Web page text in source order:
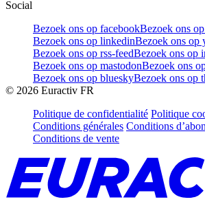
Social
Bezoek ons op facebookBezoek ons
Bezoek ons op linkedinBezoek ons op
Bezoek ons op rss-feedBezoek ons op
Bezoek ons op mastodonBezoek ons
Bezoek ons op blueskyBezoek ons op
© 2026 Euractiv FR
Politique de confidentialité Politique
Conditions générales Conditions
Conditions de vente